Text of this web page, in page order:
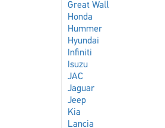
Great Wall
Honda
Hummer
Hyundai
Infiniti
Isuzu
JAC
Jaguar
Jeep
Kia
Lancia